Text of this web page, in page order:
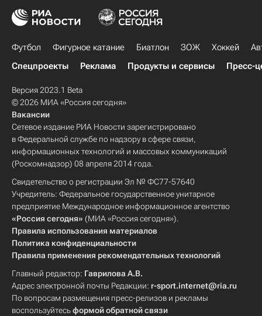
Футбол Фигурное катание Биатлон ЗОЖ Хоккей
Спецпроекты
Реклама Продукты и сервисы Пресс-
Версия 2023.1 Beta
© 2026 МИА «Россия сегодня»
Вакансии
Сетевое издание РИА Новости зарегистрировано
в Федеральной службе по надзору в сфере связи,
информационных технологий и массовых коммуникаций
(Роскомнадзор) 08 апреля 2014 года.
Свидетельство о регистрации Эл № ФС77-57640
Учредитель: Федеральное государственное унитарное
предприятие Международное информационное агентство
«Россия сегодня» (МИА «Россия сегодня»).
Правила использования материалов
Политика конфиденциальности
Правила применения рекомендательных технологий
Главный редактор: Гаврилова А.В.
Адрес электронной почты Редакции: r-sport.internet@ria.ru
По вопросам размещения пресс-релизов и рекламы
воспользуйтесьформой обратной связи